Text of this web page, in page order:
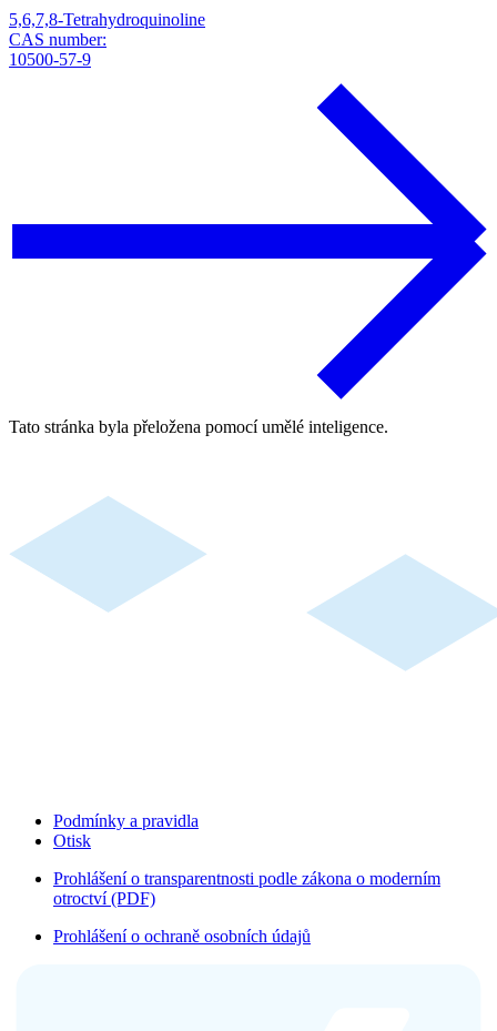
5,6,7,8-Tetrahydroquinoline
CAS number:
10500-57-9
Tato stránka byla přeložena pomocí umělé inteligence.
Podmínky a pravidla
Otisk
Prohlášení o transparentnosti podle zákona o moderním
otroctví (PDF)
Prohlášení o ochraně osobních údajů